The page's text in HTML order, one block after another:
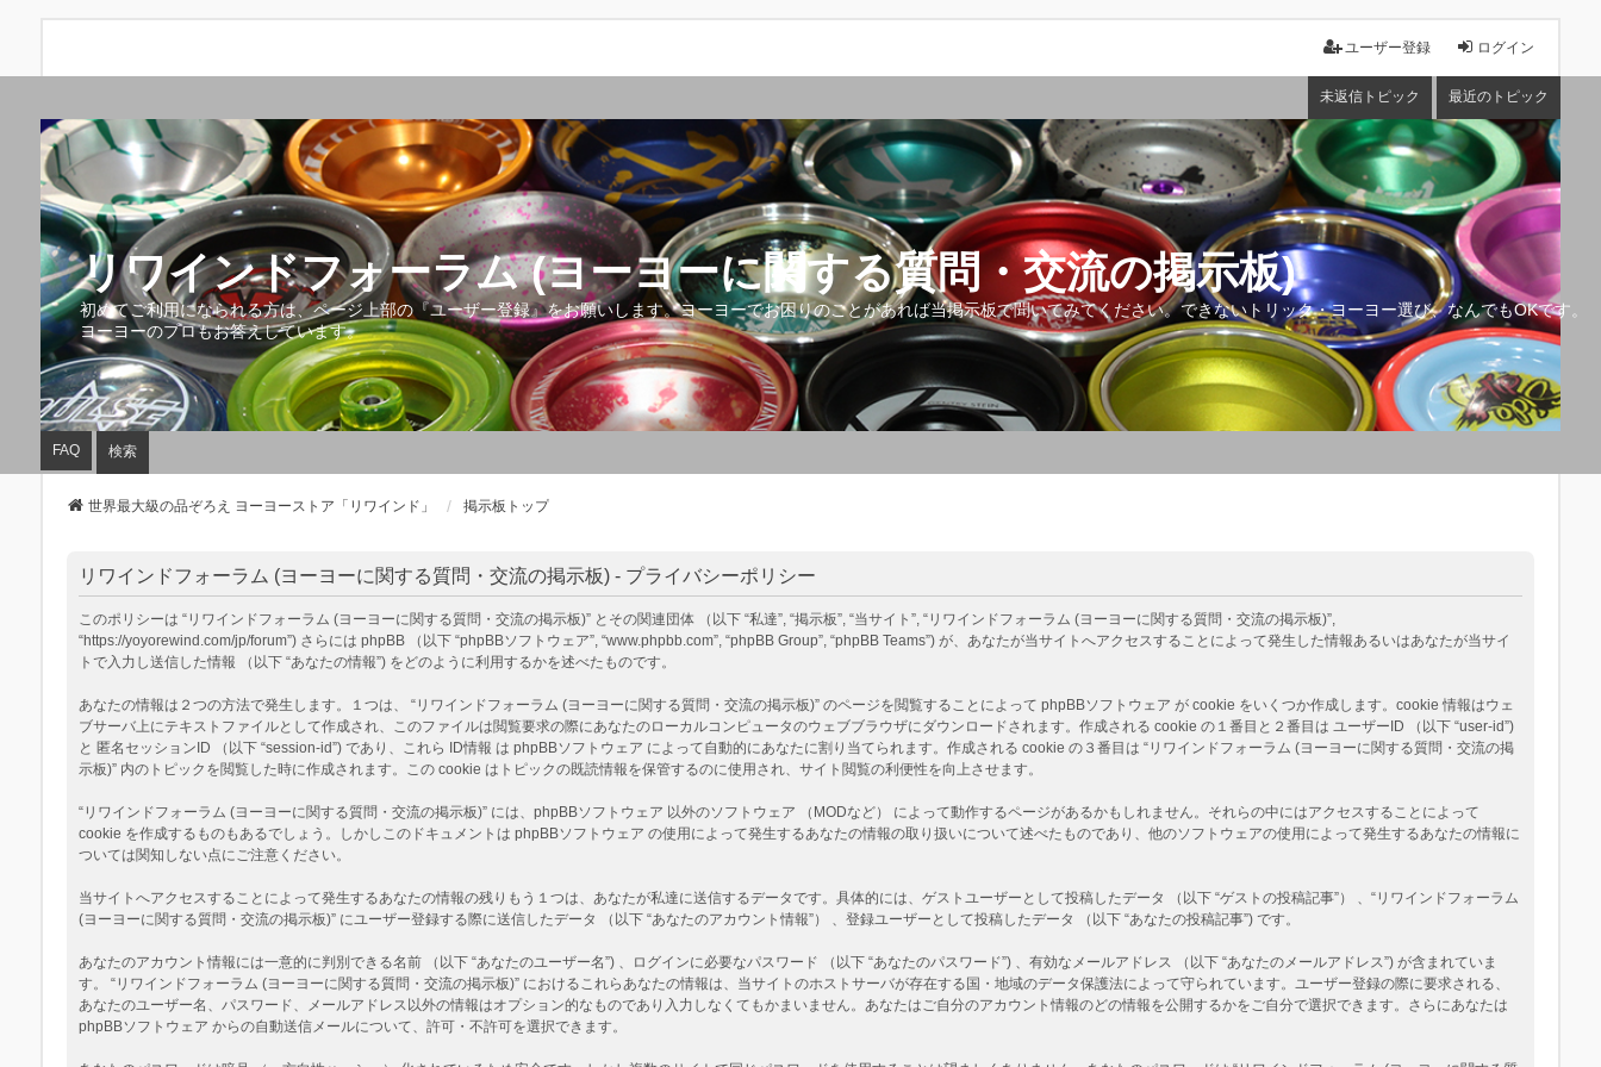
ログイン
ユーザー登録
未返信トピック 最近のトピック
リワインドフォーラム (ヨーヨーに関する質問・交流の掲示板)
初めてご利用になられる方は、ページ上部の『ユーザー登録』をお願いします。ヨーヨーでお困りのことがあれば当掲示板で聞いてみてください。できないトリック・ヨーヨー選び、なんでもOKです。
ヨーヨーのプロもお答えしています。
FAQ 検索
世界最大級の品ぞろえ ヨーヨーストア「リワインド」 掲示板トップ
リワインドフォーラム (ヨーヨーに関する質問・交流の掲示板) - プライバシーポリシー
このポリシーは “リワインドフォーラム (ヨーヨーに関する質問・交流の掲示板)” とその関連団体 （以下 “私達”, “掲示板”, “当サイト”, “リワインドフォーラム (ヨーヨーに関する質問・交流の掲示板)”,
“https://yoyorewind.com/jp/forum”) さらには phpBB （以下 “phpBBソフトウェア”, “www.phpbb.com”, “phpBB Group”, “phpBB Teams”) が、あなたが当サイトへアクセスすることによって発生した情報あるいはあなたが当サイ
トで入力し送信した情報 （以下 “あなたの情報”) をどのように利用するかを述べたものです。
あなたの情報は２つの方法で発生します。１つは、 “リワインドフォーラム (ヨーヨーに関する質問・交流の掲示板)” のページを閲覧することによって phpBBソフトウェア が cookie をいくつか作成します。cookie 情報はウェ
ブサーバ上にテキストファイルとして作成され、このファイルは閲覧要求の際にあなたのローカルコンピュータのウェブブラウザにダウンロードされます。作成される cookie の１番目と２番目は ユーザーID （以下 “user-id”)
と 匿名セッションID （以下 “session-id”) であり、これら ID情報 は phpBBソフトウェア によって自動的にあなたに割り当てられます。作成される cookie の３番目は “リワインドフォーラム (ヨーヨーに関する質問・交流の掲
示板)” 内のトピックを閲覧した時に作成されます。この cookie はトピックの既読情報を保管するのに使用され、サイト閲覧の利便性を向上させます。
“リワインドフォーラム (ヨーヨーに関する質問・交流の掲示板)” には、phpBBソフトウェア 以外のソフトウェア （MODなど） によって動作するページがあるかもしれません。それらの中にはアクセスすることによって
cookie を作成するものもあるでしょう。しかしこのドキュメントは phpBBソフトウェア の使用によって発生するあなたの情報の取り扱いについて述べたものであり、他のソフトウェアの使用によって発生するあなたの情報に
ついては関知しない点にご注意ください。
当サイトへアクセスすることによって発生するあなたの情報の残りもう１つは、あなたが私達に送信するデータです。具体的には、ゲストユーザーとして投稿したデータ （以下 “ゲストの投稿記事”） 、“リワインドフォーラム
(ヨーヨーに関する質問・交流の掲示板)” にユーザー登録する際に送信したデータ （以下 “あなたのアカウント情報”） 、登録ユーザーとして投稿したデータ （以下 “あなたの投稿記事”) です。
あなたのアカウント情報には一意的に判別できる名前 （以下 “あなたのユーザー名”) 、ログインに必要なパスワード （以下 “あなたのパスワード”) 、有効なメールアドレス （以下 “あなたのメールアドレス”) が含まれていま
す。 “リワインドフォーラム (ヨーヨーに関する質問・交流の掲示板)” におけるこれらあなたの情報は、当サイトのホストサーバが存在する国・地域のデータ保護法によって守られています。ユーザー登録の際に要求される、
あなたのユーザー名、パスワード、メールアドレス以外の情報はオプション的なものであり入力しなくてもかまいません。あなたはご自分のアカウント情報のどの情報を公開するかをご自分で選択できます。さらにあなたは
phpBBソフトウェア からの自動送信メールについて、許可・不許可を選択できます。